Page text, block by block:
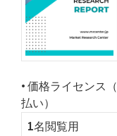
• 価格ライセンス
払い）
1名閲覧用